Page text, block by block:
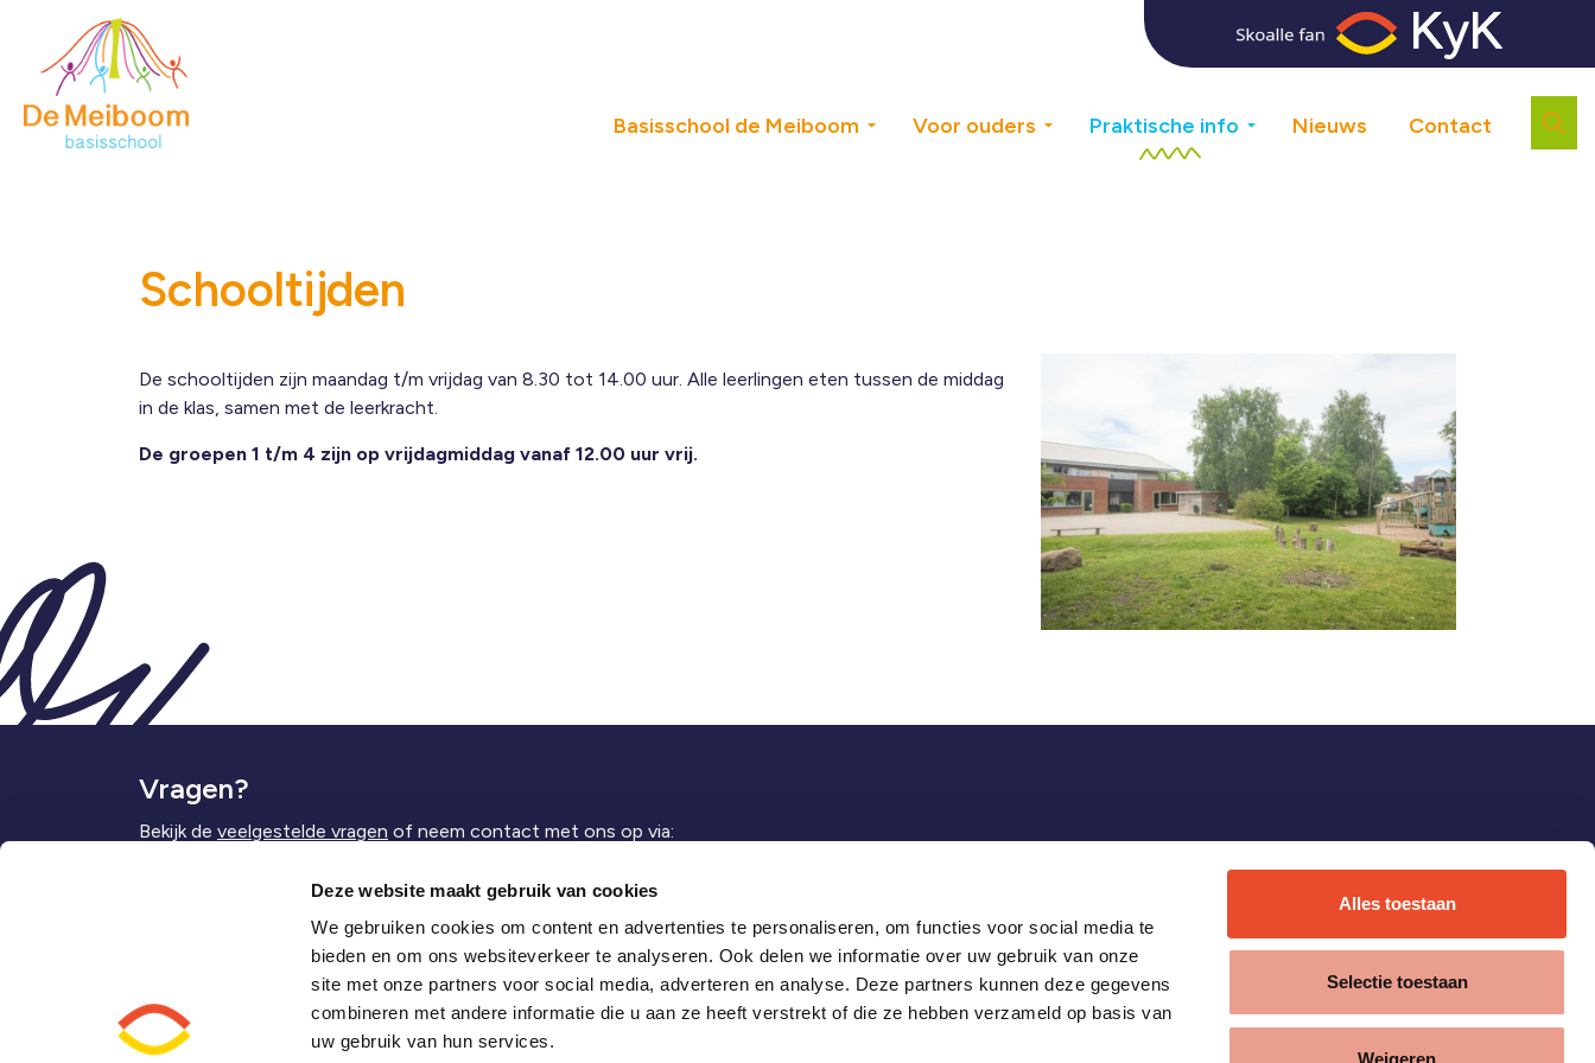
Deze website maakt gebruik van cookies
We gebruiken cookies om content en advertenties te personaliseren, om functies voor social media te
bieden en om ons websiteverkeer te analyseren. Ook delen we informatie over uw gebruik van onze
site met onze partners voor social media, adverteren en analyse. Deze partners kunnen deze gegevens
combineren met andere informatie die u aan ze heeft verstrekt of die ze hebben verzameld op basis van
uw gebruik van hun services.
Alles toestaan
Selectie toestaan
Weigeren
Basisschool de Meiboom Voor ouders Praktische info Nieuws Contact
Schooltijden
De schooltijden zijn maandag t/m vrijdag van 8.30 tot 14.00 uur. Alle leerlingen eten tussen de middag
in de klas, samen met de leerkracht.
De groepen 1 t/m 4 zijn op vrijdagmiddag vanaf 12.00 uur vrij.
Vragen?
Bekijk de veelgestelde vragen of neem contact met ons op via:
info.meiboom@kykscholen.nl
Himmelumerdyk 2A
8721 GT Warns